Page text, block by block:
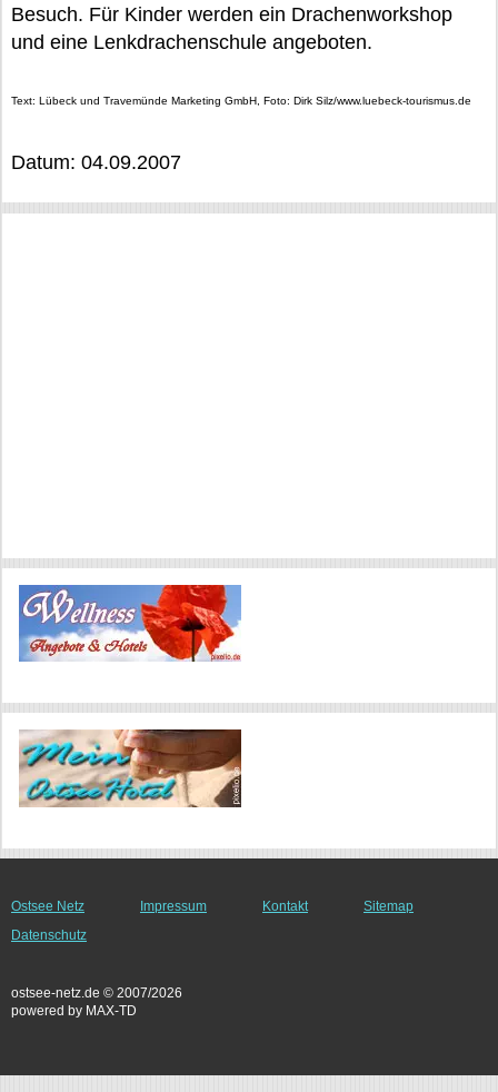
Besuch. Für Kinder werden ein Drachenworkshop
und eine Lenkdrachenschule angeboten.
Text: Lübeck und Travemünde Marketing GmbH, Foto: Dirk Silz/www.luebeck-tourismus.de
Datum: 04.09.2007
Ostsee Netz Impressum Kontakt
Sitemap
Datenschutz
ostsee-netz.de © 2007/2026
powered by MAX-TD